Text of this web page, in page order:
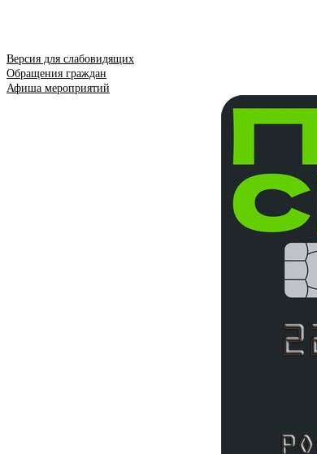
Версия для слабовидящих
Обращения граждан
Афиша мероприятий